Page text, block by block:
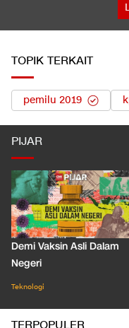
TOPIK TERKAIT
pemilu 2019
PIJAR
Demi Vaksin Asli Dalam
Negeri
Teknologi